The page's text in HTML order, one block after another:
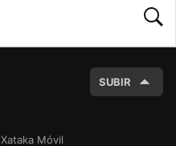
SUBIR
Xataka Móvil